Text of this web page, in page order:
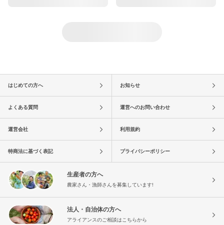
はじめての方へ お知らせ
よくある質問 運営へのお問い合わせ
運営会社 利用規約
特商法に基づく表記 プライバシーポリシー
生産者の方へ
農家さん・漁師さんを募集しています!
法人・自治体の方へ
アライアンスのご相談はこちらから